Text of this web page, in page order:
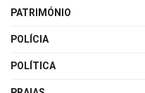
PATRIMÓNIO
POLÍCIA
POLÍTICA